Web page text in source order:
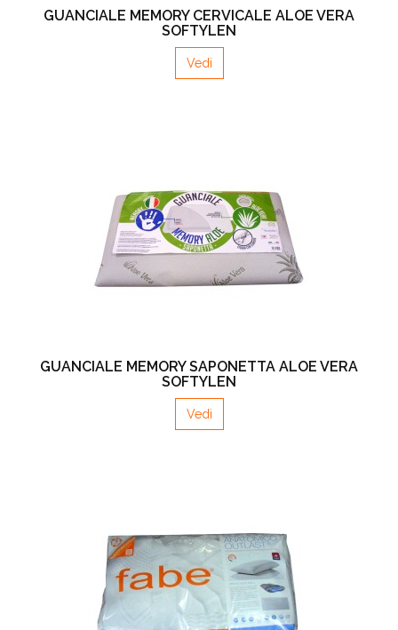
GUANCIALE MEMORY CERVICALE ALOE VERA
SOFTYLEN
Vedi
GUANCIALE MEMORY SAPONETTA ALOE VERA
SOFTYLEN
Vedi